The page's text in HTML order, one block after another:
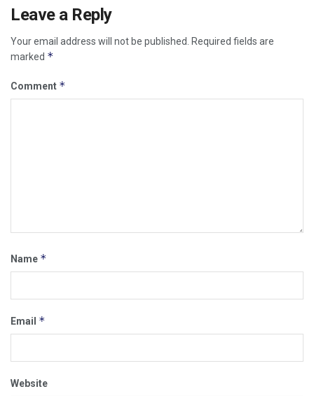
Leave a Reply
Your email address will not be published.
Required fields are
marked *
Comment *
Name *
Email *
Website